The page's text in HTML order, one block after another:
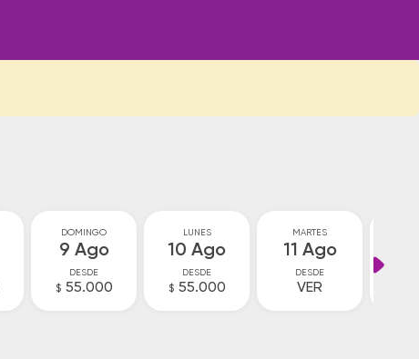
DOMINGO
9 Ago
DESDE
$ 55.000
LUNES
10 Ago
DESDE
$ 55.000
MARTES
11 Ago
DESDE
VER